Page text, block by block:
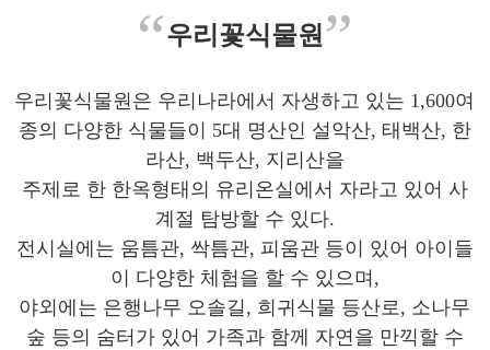
“우리꽃식물원 ”
우리꽃식물원은 우리나라에서 자생하고 있는 1,600여
종의 다양한 식물들이 5대 명산인 설악산, 태백산, 한
라산, 백두산, 지리산을
주제로 한 한옥형태의 유리온실에서 자라고 있어 사
계절 탐방할 수 있다.
전시실에는 움틈관, 싹틈관, 피움관 등이 있어 아이들
이 다양한 체험을 할 수 있으며,
야외에는 은행나무 오솔길, 희귀식물 등산로, 소나무
숲 등의 숨터가 있어 가족과 함께 자연을 만끽할 수